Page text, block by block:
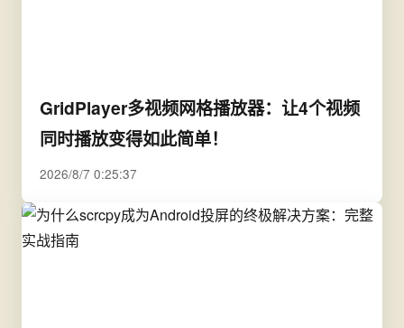
GridPlayer多视频网格播放器：让4个视频
同时播放变得如此简单！
2026/8/7 0:25:37